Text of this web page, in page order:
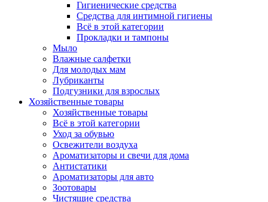
Гигиенические средства
Средства для интимной гигиены
Всё в этой категории
Прокладки и тампоны
Мыло
Влажные салфетки
Для молодых мам
Лубриканты
Подгузники для взрослых
Хозяйственные товары
Хозяйственные товары
Всё в этой категории
Уход за обувью
Освежители воздуха
Ароматизаторы и свечи для дома
Антистатики
Ароматизаторы для авто
Зоотовары
Чистящие средства